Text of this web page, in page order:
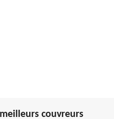
couvreurs